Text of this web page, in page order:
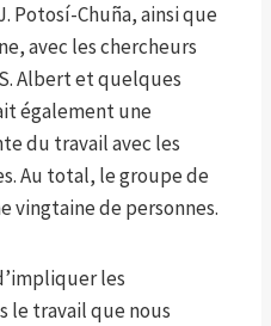
Potosí-Chuña, ainsi que
avec les chercheurs
Albert et quelques
également une
du travail avec les
Au total, le groupe de
vingtaine de personnes.
les
le travail que nous